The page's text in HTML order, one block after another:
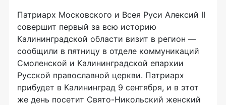
Патриарх Московского и Всея Руси Алексий II
совершит первый за всю историю
Калининградской области визит в регион —
сообщили в пятницу в отделе коммуникаций
Смоленской и Калининградской епархии
Русской православной церкви. Патриарх
прибудет в Калининград 9 сентября, и в этот
же день посетит Свято-Hикольский женский